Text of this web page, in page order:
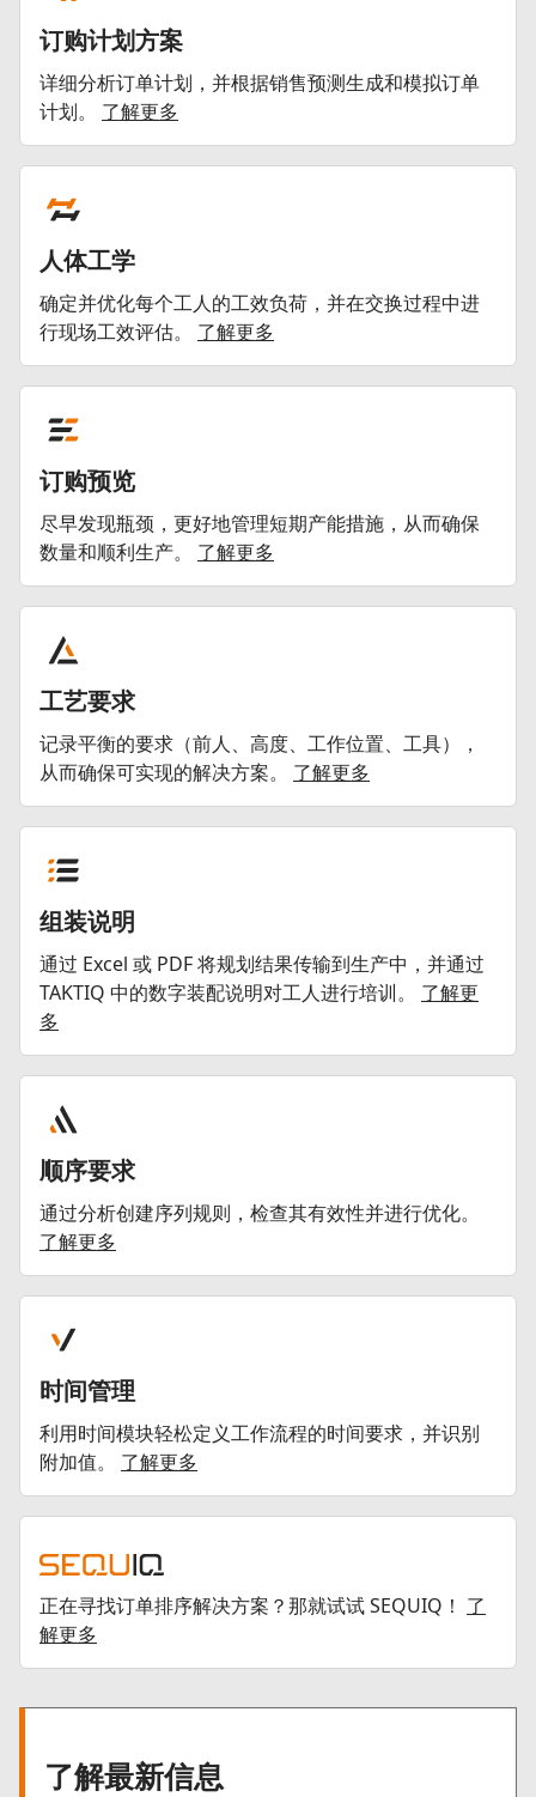
订购计划方案
详细分析订单计划，并根据销售预测生成和模拟订单
计划。 了解更多
人体工学
确定并优化每个工人的工效负荷，并在交换过程中进
行现场工效评估。 了解更多
订购预览
尽早发现瓶颈，更好地管理短期产能措施，从而确保
数量和顺利生产。 了解更多
工艺要求
记录平衡的要求（前人、高度、工作位置、工具），
从而确保可实现的解决方案。 了解更多
组装说明
通过 Excel 或 PDF 将规划结果传输到生产中，并通过
TAKTIQ 中的数字装配说明对工人进行培训。 了解更
多
顺序要求
通过分析创建序列规则，检查其有效性并进行优化。
了解更多
时间管理
利用时间模块轻松定义工作流程的时间要求，并识别
附加值。 了解更多
正在寻找订单排序解决方案？那就试试 SEQUIQ！ 了
解更多
了解最新信息